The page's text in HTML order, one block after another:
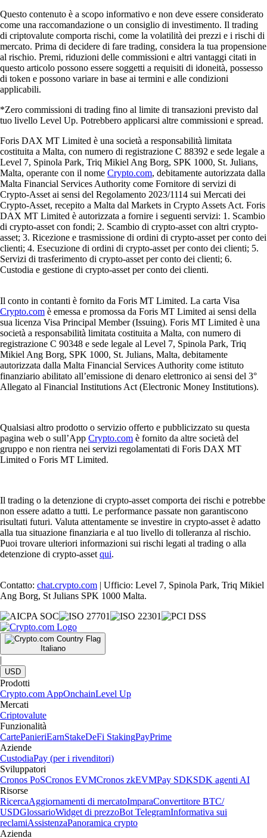
Questo contenuto è a scopo informativo e non deve essere considerato
come una raccomandazione o un consiglio di investimento. Il trading
di criptovalute comporta rischi, come la volatilità dei prezzi e i rischi di
mercato. Prima di decidere di fare trading, considera la tua propensione
al rischio. Premi, riduzioni delle commissioni e altri vantaggi citati in
questo articolo possono essere soggetti a requisiti di idoneità, possesso
di token e possono variare in base ai termini e alle condizioni
applicabili.
*Zero commissioni di trading fino al limite di transazioni previsto dal
tuo livello Level Up. Potrebbero applicarsi altre commissioni e spread.
Foris DAX MT Limited è una società a responsabilità limitata
costituita a Malta, con numero di registrazione C 88392 e sede legale a
Level 7, Spinola Park, Triq Mikiel Ang Borg, SPK 1000, St. Julians,
Malta, operante con il nome Crypto.com, debitamente autorizzata dalla
Malta Financial Services Authority come Fornitore di servizi di
Crypto-Asset ai sensi del Regolamento 2023/1114 sui Mercati dei
Crypto-Asset, recepito a Malta dal Markets in Crypto Assets Act. Foris
DAX MT Limited è autorizzata a fornire i seguenti servizi: 1. Scambio
di crypto-asset con fondi; 2. Scambio di crypto-asset con altri crypto-
asset; 3. Ricezione e trasmissione di ordini di crypto-asset per conto dei
clienti; 4. Esecuzione di ordini di crypto-asset per conto dei clienti; 5.
Servizi di trasferimento di crypto-asset per conto dei clienti; 6.
Custodia e gestione di crypto-asset per conto dei clienti.
Il conto in contanti è fornito da Foris MT Limited. La carta Visa
Crypto.com è emessa e promossa da Foris MT Limited ai sensi della
sua licenza Visa Principal Member (Issuing). Foris MT Limited è una
società a responsabilità limitata costituita a Malta, con numero di
registrazione C 90348 e sede legale al Level 7, Spinola Park, Triq
Mikiel Ang Borg, SPK 1000, St. Julians, Malta, debitamente
autorizzata dalla Malta Financial Services Authority come istituto
finanziario abilitato all’emissione di denaro elettronico ai sensi del 3°
Allegato al Financial Institutions Act (Electronic Money Institutions).
Qualsiasi altro prodotto o servizio offerto e pubblicizzato su questa
pagina web o sull’App Crypto.com è fornito da altre società del
gruppo e non rientra nei servizi regolamentati di Foris DAX MT
Limited o Foris MT Limited.
Il trading o la detenzione di crypto-asset comporta dei rischi e potrebbe
non essere adatto a tutti. Le performance passate non garantiscono
risultati futuri. Valuta attentamente se investire in crypto-asset è adatto
alla tua situazione finanziaria e al tuo livello di tolleranza al rischio.
Puoi trovare ulteriori informazioni sui rischi legati al trading o alla
detenzione di crypto-asset qui.
Contatto: chat.crypto.com | Ufficio: Level 7, Spinola Park, Triq Mikiel
Ang Borg, St Julians SPK 1000 Malta.
Italiano
|
USD
Prodotti
Crypto.com AppOnchainLevel Up
Mercati
Criptovalute
Funzionalità
CartePanieriEarnStakeDeFi StakingPayPrime
Aziende
CustodiaPay (per i rivenditori)
Sviluppatori
Cronos PoSCronos EVMCronos zkEVMPay SDKSDK agenti AI
Risorse
RicercaAggiornamenti di mercatoImparaConvertitore BTC/
USDGlossarioWidget di prezzoBot TelegramInformativa sui
reclamiAssistenzaPanoramica crypto
Azienda